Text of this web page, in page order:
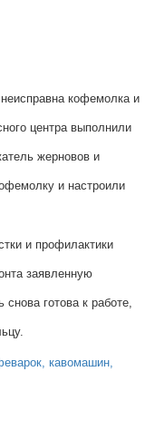
кофемолка и
центра выполнили
жерновов и
и настроили
и профилактики
заявленную
готова к работе,
кавомашин,